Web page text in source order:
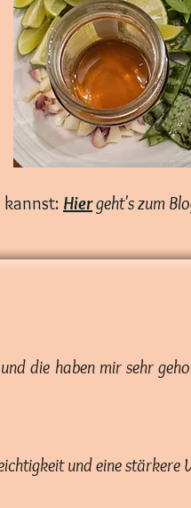
kannst: Hiergeht's zum
die haben mir sehr
und eine stärkere